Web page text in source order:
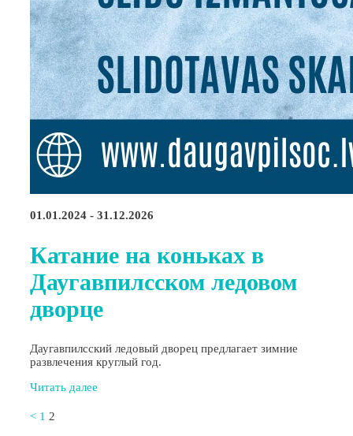
01.01.2024 - 31.12.2026
Катание на коньках в
Даугавпилсском ледовом
дворце
Даугавпилсский ледовый дворец предлагает зимние
развлечения круглый год.
Читать далее
< 1 2